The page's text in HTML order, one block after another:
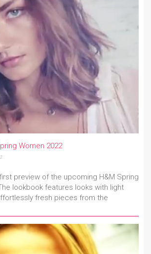
Women 2022
preview of the upcoming H&M Spring
lookbook features looks with light
fresh pieces from the